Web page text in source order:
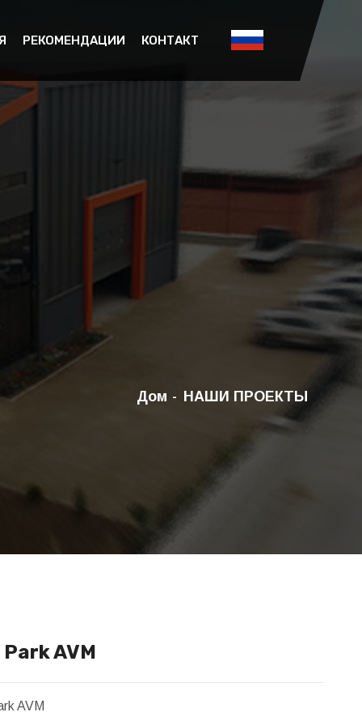
РЕКОМЕНДАЦИИ КОНТАКТ
Дом НАШИ ПРОЕКТЫ
Park AVM
AVM